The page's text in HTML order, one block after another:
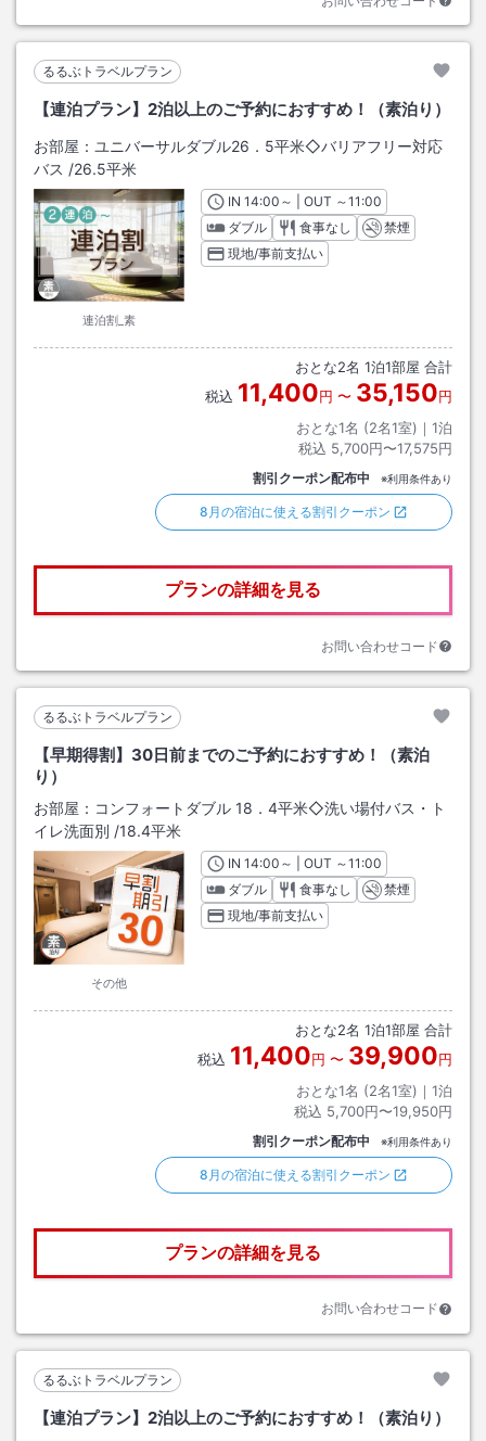
るるぶトラベルプラン
【連泊プラン】2泊以上のご予約におすすめ！（素泊り）
お部屋： ユニバーサルダブル26．5平米◇バリアフリー対応
バス /26.5平米
連泊割_素
INチェックイン
14:00 ～ | OUT チェックアウト
～11:00
ダブル
食事なし
禁煙
現地/事前支払い
おとな2名 1泊1部屋 合計
税込 11,400円 〜 35,150円
おとな1名 (2名1室)｜ 1泊
税込 5,700円〜17,575円
割引クーポン配布中 ※利用条件あり
8月の宿泊に使える割引クーポン
プランの詳細を見る
お問い合わせコード
るるぶトラベルプラン
【早期得割】30日前までのご予約におすすめ！（素泊
り）
お部屋： コンフォートダブル 18．4平米◇洗い場付バス・ト
イレ洗面別 /18.4平米
その他
INチェックイン
14:00 ～ | OUT チェックアウト
～11:00
ダブル
食事なし
禁煙
現地/事前支払い
おとな2名 1泊1部屋 合計
税込 11,400円 〜 39,900円
おとな1名 (2名1室)｜ 1泊
税込 5,700円〜19,950円
割引クーポン配布中 ※利用条件あり
8月の宿泊に使える割引クーポン
プランの詳細を見る
お問い合わせコード
るるぶトラベルプラン
【連泊プラン】2泊以上のご予約におすすめ！（素泊り）